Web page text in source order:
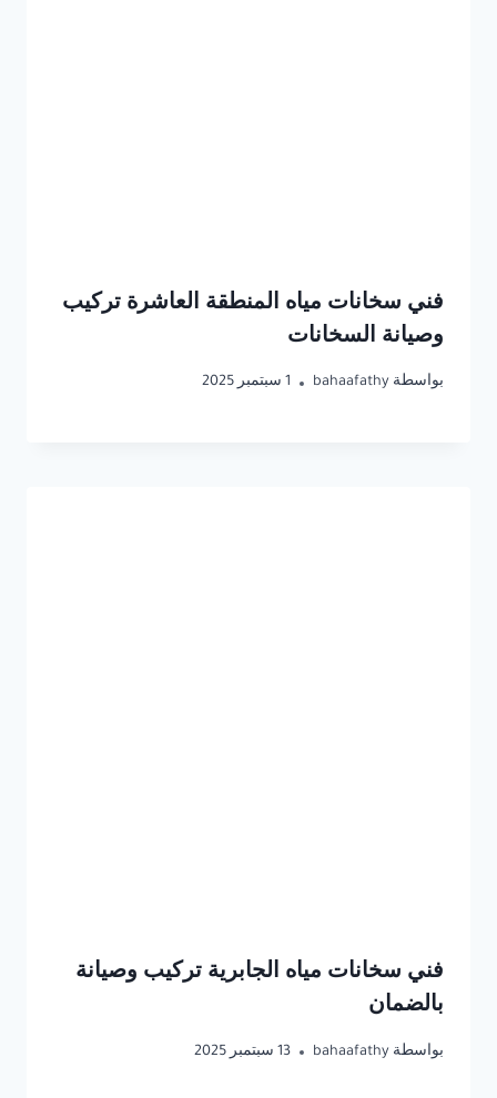
فني سخانات مياه المنطقة العاشرة تركيب
وصيانة السخانات
بواسطة bahaafathy 1 سبتمبر 2025
فني سخانات مياه الجابرية تركيب وصيانة
بالضمان
بواسطة bahaafathy 13 سبتمبر 2025